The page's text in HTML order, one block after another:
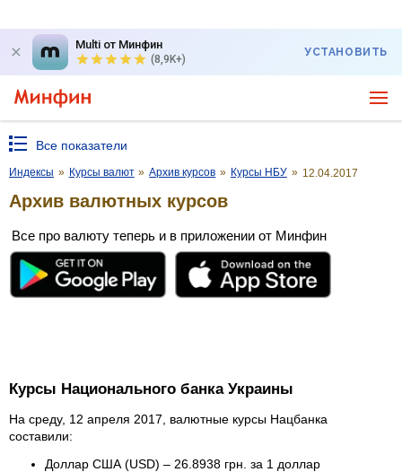
Multi от Минфин
(8,9K+)
УСТАНОВИТЬ
Все показатели
Индексы » Курсы валют » Архив курсов » Курсы НБУ » 12.04.2017
Архив валютных курсов
Все про валюту теперь и в приложении от Минфин
Курсы Национального банка Украины
На среду, 12 апреля 2017, валютные курсы Нацбанка
составили:
Доллар США (USD) – 26.8938 грн. за 1 доллар